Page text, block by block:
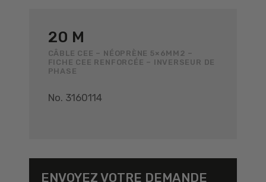
20 M
CÂBLE CEE – NÉOPRÈNE 5×6MM2 –
FICHE CEE RENFORCÉE – INVERSEUR DE
PHASE
No. 3160114
ENVOYEZ VOTRE DEMANDE